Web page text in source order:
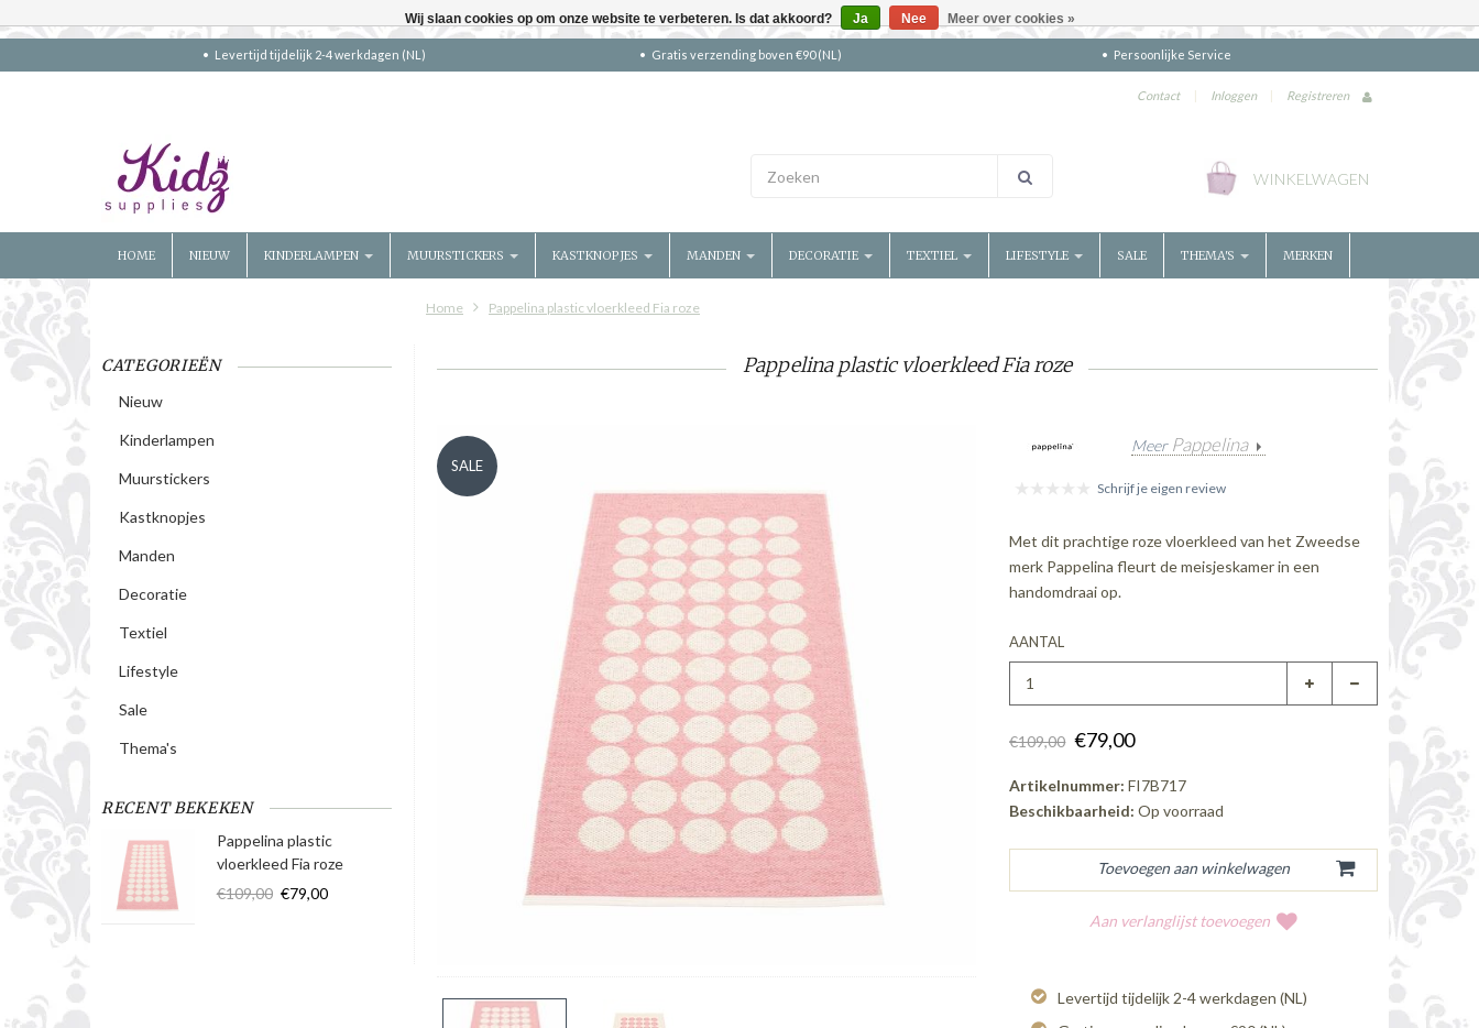
Levertijd tijdelijk 2-4 werkdagen (NL) Gratis verzending boven €90 (NL) Persoonlijke Service
Contact | Inloggen | Registreren
WINKELWAGEN
HOME NIEUW KINDERLAMPEN MUURSTICKERS KASTKNOPJES MANDEN DECORATIE TEXTIEL LIFESTYLE SALE THEMA'S MERKEN
Home Pappelina plastic vloerkleed Fia roze
CATEGORIEËN
Nieuw
Kinderlampen
Muurstickers
Kastknopjes
Manden
Decoratie
Textiel
Lifestyle
Sale
Thema's
RECENT BEKEKEN
Pappelina plastic
vloerkleed Fia roze
€109,00 €79,00
Pappelina plastic vloerkleed Fia roze
SALE
Meer Pappelina
Schrijf je eigen review
Met dit prachtige roze vloerkleed van het Zweedse
merk Pappelina fleurt de meisjeskamer in een
handomdraai op.
AANTAL
€109,00 €79,00
Artikelnummer: FI7B717
Beschikbaarheid: Op voorraad
Aan verlanglijst toevoegen
Levertijd tijdelijk 2-4 werkdagen (NL)
Wij slaan cookies op om onze website te verbeteren. Is dat akkoord? Ja Nee Meer over cookies »